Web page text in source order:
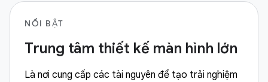
NỔI BẬT
Trung tâm thiết kế màn hình lớn
Là nơi cung cấp các tài nguyên để tạo trải nghiệm